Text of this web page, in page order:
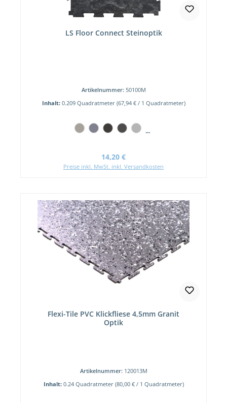
LS Floor Connect Steinoptik
Artikelnummer: 50100M
Inhalt: 0.209 Quadratmeter (67,94 € / 1 Quadratmeter)
...
Regulärer Preis:
14,20 €
Preise inkl. MwSt. inkl. Versandkosten
Flexi-Tile PVC Klickfliese 4,5mm Granit
Optik
Artikelnummer: 120013M
Inhalt: 0.24 Quadratmeter (80,00 € / 1 Quadratmeter)